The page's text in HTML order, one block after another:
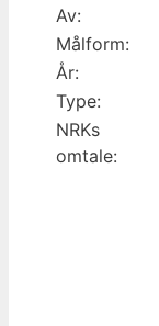
Av:
Målform:
År:
Type:
NRKs
omtale: